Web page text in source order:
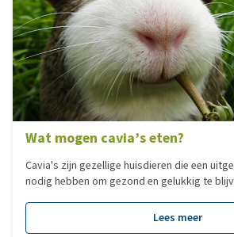
Wat mogen cavia’s eten?
Cavia's zijn gezellige huisdieren die een
nodig hebben om gezond en gelukkig te
meer omvat dan alleen hooi en groenten?
eten, en wat absoluut niet? En hoe zorg je
Lees meer